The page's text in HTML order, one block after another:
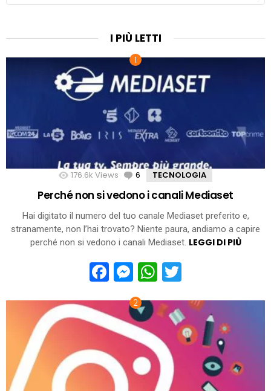
I PIÙ LETTI
176.6k Views 6 Comments
TECNOLOGIA
Perché non si vedono i canali Mediaset
Hai digitato il numero del tuo canale Mediaset preferito e,
stranamente, non l’hai trovato? Niente paura, andiamo a capire
perché non si vedono i canali Mediaset. LEGGI DI PIÙ
Facebook
Messenger
WhatsApp